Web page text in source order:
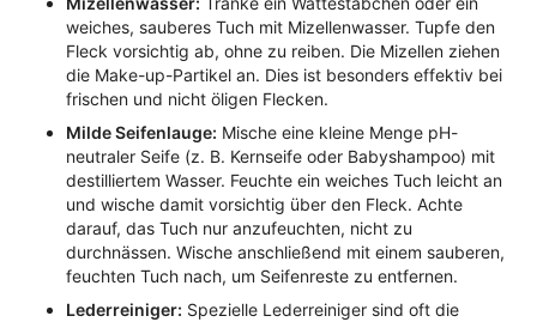
weiches, sauberes Tuch mit Mizellenwasser. Tupfe den
Fleck vorsichtig ab, ohne zu reiben. Die Mizellen ziehen
die Make-up-Partikel an. Dies ist besonders effektiv bei
frischen und nicht öligen Flecken.
Milde Seifenlauge: Mische eine kleine Menge pH-
neutraler Seife (z. B. Kernseife oder Babyshampoo) mit
destilliertem Wasser. Feuchte ein weiches Tuch leicht an
und wische damit vorsichtig über den Fleck. Achte
darauf, das Tuch nur anzufeuchten, nicht zu
durchnässen. Wische anschließend mit einem sauberen,
feuchten Tuch nach, um Seifenreste zu entfernen.
Lederreiniger: Spezielle Lederreiniger sind oft die